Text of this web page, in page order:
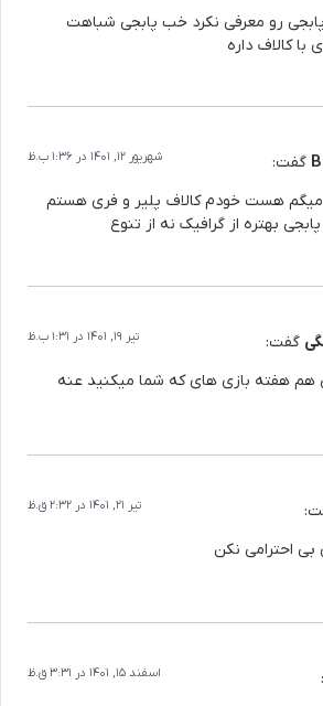
رو معرفی نکرد خب پابجی شباهت
با کالاف داره
گفت: شهریور 12, 1401 در 1:36 ب.ظ
هست خودم کالاف پلیر و فری هستم
بهتره از گرافیک نه از تنوع
گفت: تیر 19, 1401 در 1:31 ب.ظ
هم هفته بازی های که شما میکنید عنه
تیر 21, 1401 در 2:32 ق.ظ
بی احترامی نکن
اسفند 15, 1401 در 3:31 ق.ظ